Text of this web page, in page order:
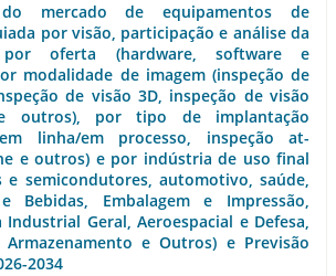
do mercado de equipamentos de
por visão, participação e análise da
por oferta (hardware, software e
modalidade de imagem (inspeção de
de visão 3D, inspeção de visão
outros), por tipo de implantação
linha/em processo, inspeção at-
e outros) e por indústria de uso final
e semicondutores, automotivo, saúde,
Bebidas, Embalagem e Impressão,
Geral, Aeroespacial e Defesa,
e Outros) e Previsão
2034